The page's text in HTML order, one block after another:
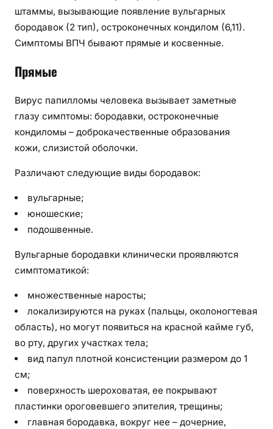
штаммы, вызывающие появление вульгарных
бородавок (2 тип), остроконечных кондилом (6,11).
Симптомы ВПЧ бывают прямые и косвенные.
Прямые
Вирус папилломы человека вызывает заметные
глазу симптомы: бородавки, остроконечные
кондиломы – доброкачественные образования
кожи, слизистой оболочки.
Различают следующие виды бородавок:
вульгарные;
юношеские;
подошвенные.
Вульгарные бородавки клинически проявляются
симптоматикой:
множественные наросты;
локализируются на руках (пальцы, околоногтевая
область), но могут появиться на красной кайме губ,
во рту, других участках тела;
вид папул плотной консистенции размером до 1
см;
поверхность шероховатая, ее покрывают
пластинки ороговевшего эпителия, трещины;
главная бородавка, вокруг нее – дочерние,